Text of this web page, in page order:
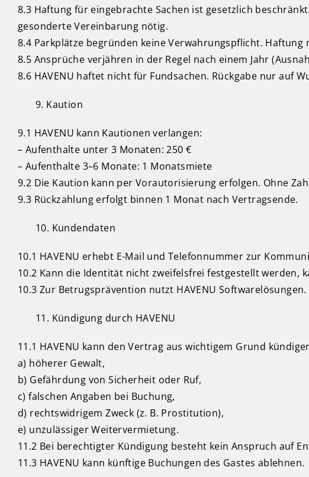
8.3 Haftung für eingebrachte Sachen ist gesetzlich
gesonderte Vereinbarung nötig.
8.4 Parkplätze begründen keine Verwahrungspflicht.
8.5 Ansprüche verjähren in der Regel nach einem Jahr
8.6 HAVENU haftet nicht für Fundsachen. Rückgabe nur auf
Kaution
9.1 HAVENU kann Kautionen verlangen:
– Aufenthalte unter 3 Monaten: 250 €
– Aufenthalte 3–6 Monate: 1 Monatsmiete
9.2 Die Kaution kann per Vorautorisierung erfolgen. Ohne
9.3 Rückzahlung erfolgt binnen 1 Monat nach Vertragsende.
Kundendaten
10.1 HAVENU erhebt E-Mail und Telefonnummer zur
10.2 Kann die Identität nicht zweifelsfrei festgestellt werden,
10.3 Zur Betrugsprävention nutzt HAVENU
Kündigung durch HAVENU
11.1 HAVENU kann den Vertrag aus wichtigem Grund
a) höherer Gewalt,
b) Gefährdung von Sicherheit oder Ruf,
c) falschen Angaben bei Buchung,
d) rechtswidrigem Zweck (z. B. Prostitution),
e) unzulässiger Weitervermietung.
11.2 Bei berechtigter Kündigung besteht kein Anspruch auf
11.3 HAVENU kann künftige Buchungen des Gastes ablehnen.